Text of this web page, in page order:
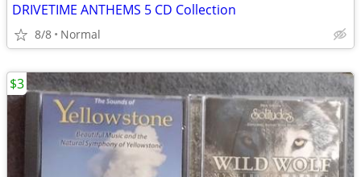
DRIVETIME ANTHEMS 5 CD Collection
8/8 Normal
$3